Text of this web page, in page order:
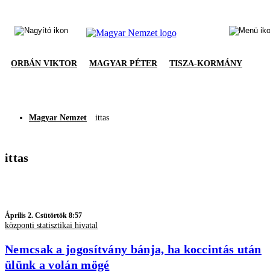
ORBÁN VIKTOR MAGYAR PÉTER TISZA-KORMÁNY
Magyar Nemzet ittas
ittas
Április 2. Csütörtök 8:57
központi statisztikai hivatal
Nemcsak a jogosítvány bánja, ha koccintás után
ülünk a volán mögé